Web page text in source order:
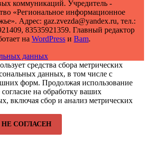
коммуникаций. Учредитель -
«Региональное информационное
Адрес: gaz.zvezda@yandex.ru, тел.:
83535921359. Главный редактор
на WordPress и Bam.
данных
средства сбора метрических
данных, в том числе с
форм. Продолжая использование
на обработку ваших
включая сбор и анализ метрических
НЕ СОГЛАСЕН